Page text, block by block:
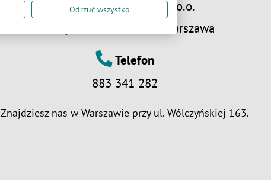
WC Serwis Polska Sp. z o.o.
Wólczyńska 163, 01-919 Warszawa
Telefon
883 341 282
Znajdziesz nas w Warszawieprzy ul. Wólczyńskiej 163.
Odrzuć wszystko